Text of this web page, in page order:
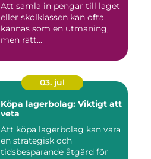
Att samla in pengar till laget
eller skolklassen kan ofta
kännas som en utmaning,
men rätt...
03. jul
Köpa lagerbolag: Viktigt att
veta
Att köpa lagerbolag kan vara
en strategisk och
tidsbesparande åtgärd för